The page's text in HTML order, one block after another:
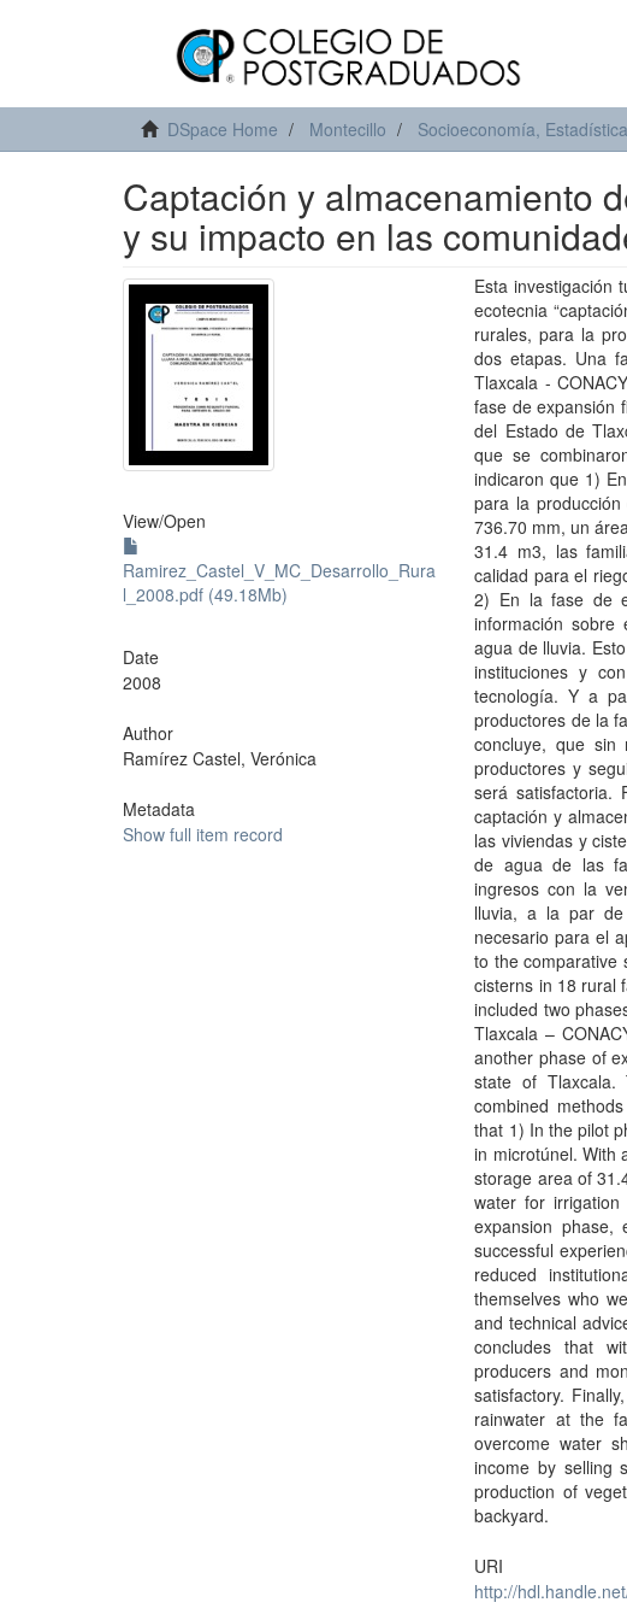
DSpace Home Montecillo Socioeconomía,
Captación y almacenamiento
y su impacto en las
View/Open
Ramirez_Castel_V_MC_Desarrollo_Rura
l_2008.pdf (49.18Mb)
Date
2008
Author
Ramírez Castel, Verónica
Metadata
Show full item record
Esta investigación
ecotecnia
rurales, para la
dos etapas. Una
Tlaxcala -
fase de expansión
del Estado de
que se
indicaron que 1)
para la
736.70 mm, un
31.4 m3, las
calidad para el
2) En la fase de
información sobre
agua de lluvia.
instituciones y
tecnología. Y a
productores de la
concluye, que sin
productores y
será satisfactoria.
captación y
las viviendas y
de agua de las
ingresos con la
lluvia, a la par de
necesario para el
to the comparative
cisterns in 18 rural
included two
Tlaxcala –
another phase of
state of Tlaxcala.
combined
that 1) In the pilot
in microtúnel. With
storage area of
water for
expansion phase,
successful
reduced
themselves who
and technical
concludes that
producers and
satisfactory.
rainwater at the
overcome water
income by selling
production of
backyard.
URI
http://